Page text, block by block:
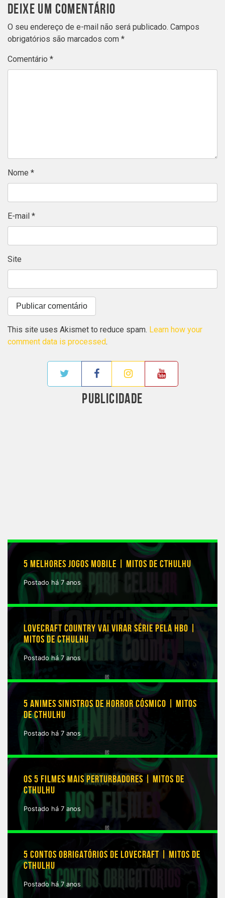
DEIXE UM COMENTÁRIO
O seu endereço de e-mail não será publicado. Campos
obrigatórios são marcados com *
Comentário *
Nome *
E-mail *
Site
This site uses Akismet to reduce spam. Learn how your
comment data is processed.
PUBLICIDADE
5 MELHORES JOGOS MOBILE | MITOS DE CTHULHU
Postado há 7 anos
LOVECRAFT COUNTRY VAI VIRAR SÉRIE PELA HBO |
MITOS DE CTHULHU
Postado há 7 anos
5 ANIMES SINISTROS DE HORROR CÓSMICO | MITOS
DE CTHULHU
Postado há 7 anos
OS 5 FILMES MAIS PERTURBADORES | MITOS DE
CTHULHU
Postado há 7 anos
5 CONTOS OBRIGATÓRIOS DE LOVECRAFT | MITOS DE
CTHULHU
Postado há 7 anos